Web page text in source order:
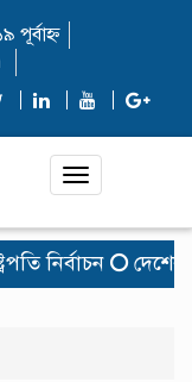
পূর্বাহ্ন
Toggle
দেশের